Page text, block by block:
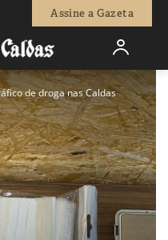
Assine a Gazeta
de droga nas Caldas